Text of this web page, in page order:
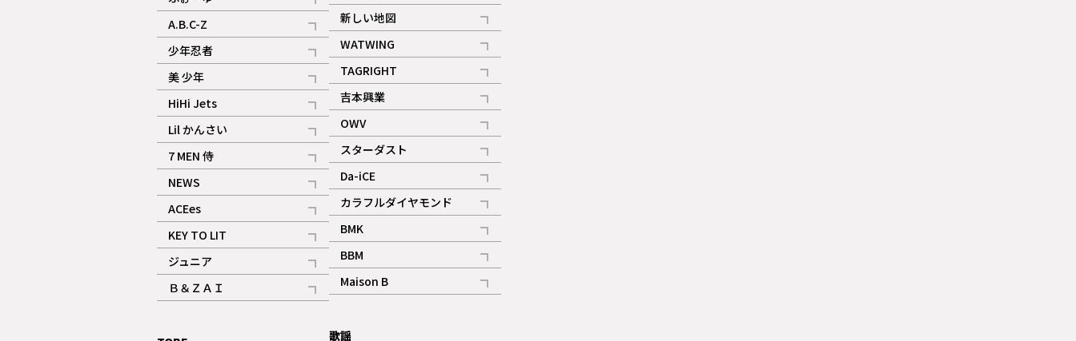
記事
A.B.C-Z
記事
ギャラリー
少年忍者
記事
美 少年
記事
HiHi Jets
記事
Lil かんさい
記事
7 MEN 侍
記事
NEWS
記事
ACEes
記事
KEY TO LIT
記事
ジュニア
記事
Ｂ＆ＺＡＩ
記事
記事
新しい地図
記事
WATWING
記事
TAGRIGHT
記事
吉本興業
記事
OWV
記事
ギャラリー
スターダスト
記事
Da-iCE
記事
カラフルダイヤモンド
記事
BMK
記事
ギャラリー
BBM
記事
ギャラリー
Maison B
記事
歌謡